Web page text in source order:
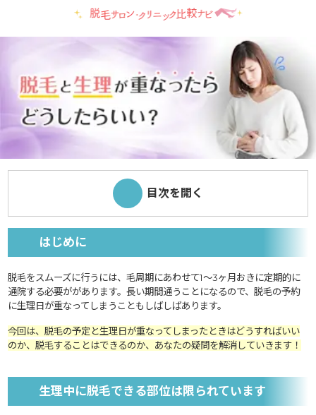
目次を開く
はじめに
脱毛をスムーズに行うには、毛周期にあわせて1～3ヶ月おきに定期的に
通院する必要ががあります。長い期間通うことになるので、脱毛の予約
に生理日が重なってしまうこともしばしばあります。
今回は、脱毛の予定と生理日が重なってしまったときはどうすればいい
のか、脱毛することはできるのか、あなたの疑問を解消していきます！
生理中に脱毛できる部位は限られています